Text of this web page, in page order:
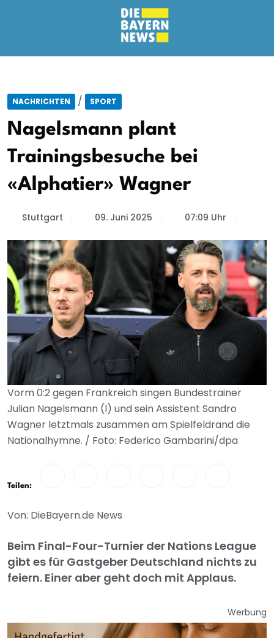
NACHRICHTEN / SPORT
Nagelsmann plant
Trainingsbesuche bei
«Alphatier» Wagner
Stuttgart 09. Juni 2025 07:09 Uhr
Vorm 0:2 gegen Frankreich singen Bundestrainer
Julian Nagelsmann (l) und sein Assistent Sandro
Wagner letztmals zusammen am Spielfeldrand die
Nationalhymne. / Foto: Federico Gambarini/dpa
Teilen:
Von: DieBayern.de News
Beim Final-Four-Turnier der Nations League
gibt es für Gastgeber Deutschland nichts zu
feiern. Einer aber geht doch mit Applaus.
Werbung